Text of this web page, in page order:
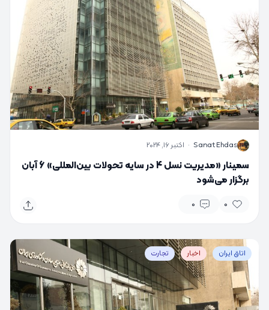
S
Sanat Ehdas
· اکتبر 16, 2024
سمینار «مدیریت نسل 4 در سایه تحولات بین‌المللی» 6 آبان
برگزار می‌شود
0
0
اتاق ایران اخبار تجارت